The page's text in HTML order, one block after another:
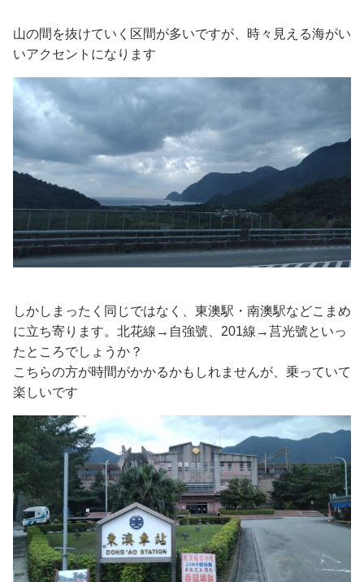
山の間を抜けていく区間が多いですが、時々見える海がい
いアクセントになります
しかしまったく同じではなく、東澳駅・南澳駅などこまめ
に立ち寄ります。北花線→自強號、201線→莒光號といっ
たところでしょうか？
こちらの方が時間がかかるかもしれませんが、乗っていて
楽しいです